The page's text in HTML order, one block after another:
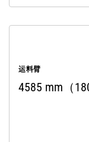
运料臂
4585 mm（